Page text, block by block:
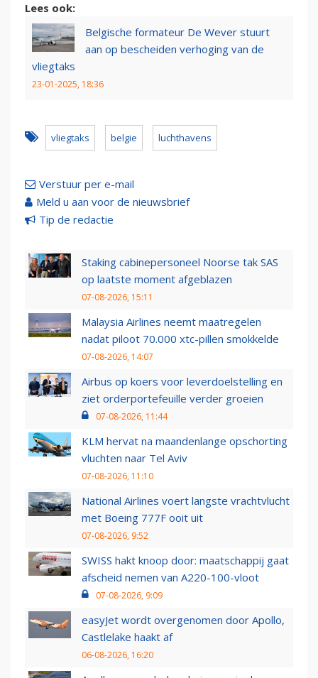
Lees ook:
Belgische formateur De Wever stuurt
aan op bescheiden verhoging van de
vliegtaks
23-01-2025, 18:36
vliegtaks belgie luchthavens
Verstuur per e-mail
Meld u aan voor de nieuwsbrief
Tip de redactie
Staking cabinepersoneel Noorse tak SAS
op laatste moment afgeblazen
07-08-2026, 15:11
Malaysia Airlines neemt maatregelen
nadat piloot 70.000 xtc-pillen smokkelde
07-08-2026, 14:07
Airbus op koers voor leverdoelstelling en
ziet orderportefeuille verder groeien
07-08-2026, 11:44
KLM hervat na maandenlange opschorting
vluchten naar Tel Aviv
07-08-2026, 11:10
National Airlines voert langste vrachtvlucht
met Boeing 777F ooit uit
07-08-2026, 9:52
SWISS hakt knoop door: maatschappij gaat
afscheid nemen van A220-100-vloot
07-08-2026, 9:09
easyJet wordt overgenomen door Apollo,
Castlelake haakt af
06-08-2026, 16:20